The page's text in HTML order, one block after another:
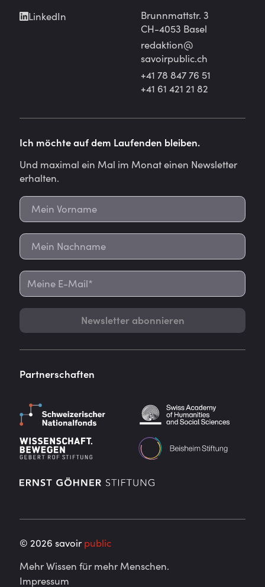
LinkedIn
Brunnmattstr. 3
CH-4053 Basel
redaktion@
savoirpublic.ch
+41 78 847 76 51
+41 61 421 21 82
Ich möchte auf dem Laufenden bleiben.
Und maximal ein Mal im Monat einen Newsletter
erhalten.
Newsletter abonnieren
Partnerschaften
©2026 savoirpublic
Mehr Wissen für mehr Menschen.
Impressum